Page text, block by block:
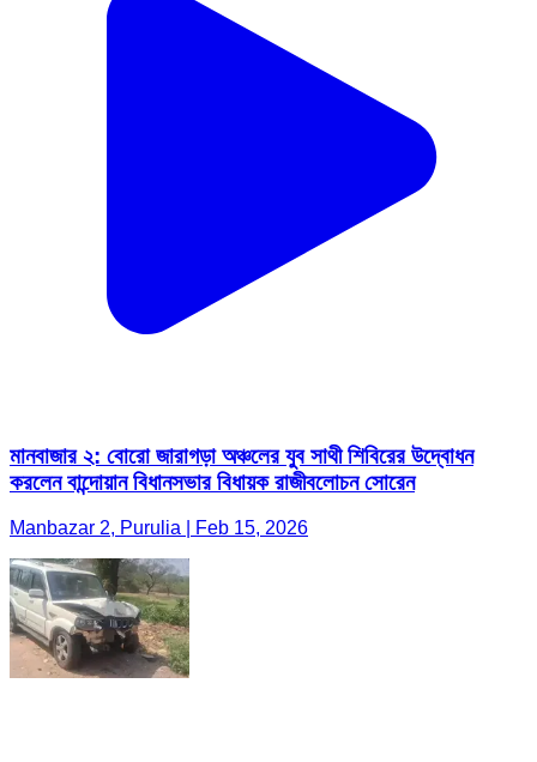
মানবাজার ২: বোরো জারাগড়া অঞ্চলের যুব সাথী শিবিরের উদ্বোধন
করলেন বান্দোয়ান বিধানসভার বিধায়ক রাজীবলোচন সোরেন
Manbazar 2, Purulia | Feb 15, 2026